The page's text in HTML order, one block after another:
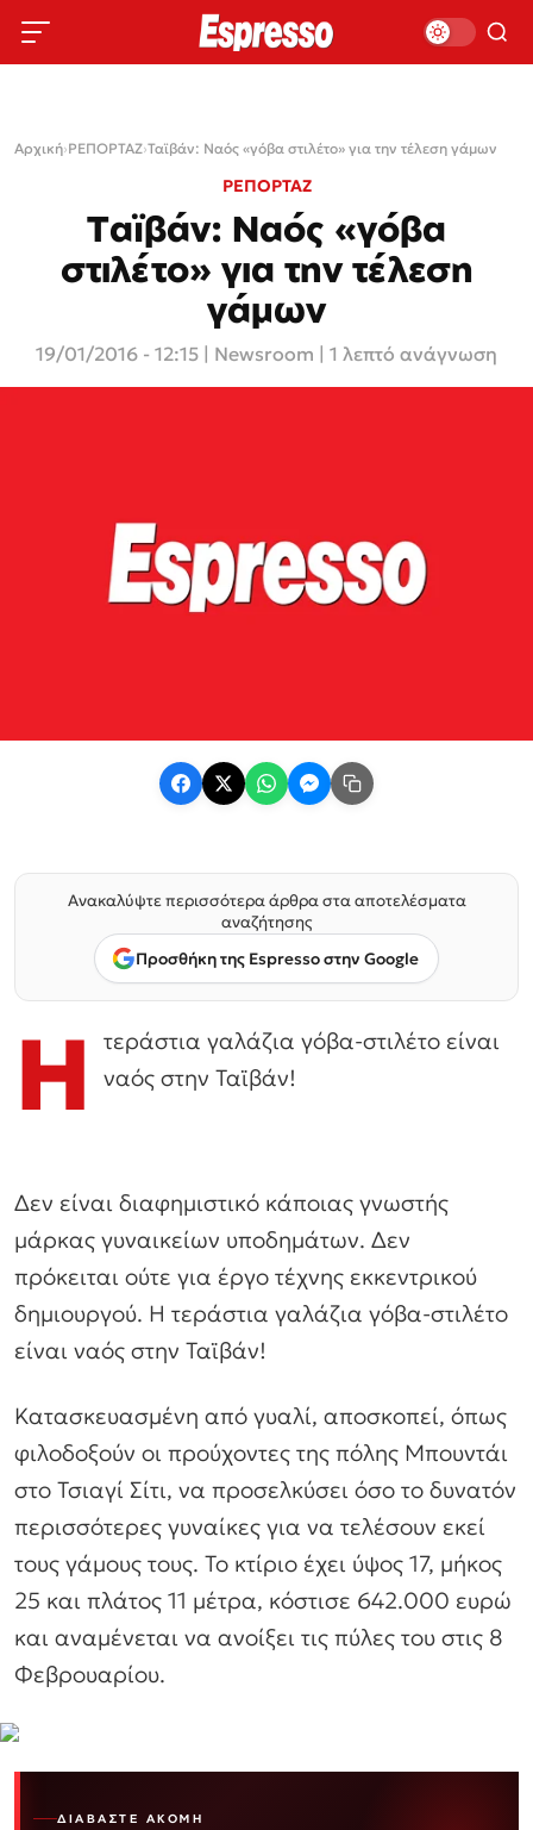
Αρχική›ΡΕΠΟΡΤΑΖ›Ταϊβάν: Ναός «γόβα στιλέτο» για την τέλεση γάμων
ΡΕΠΟΡΤΑΖ
Ταϊβάν: Ναός «γόβα
στιλέτο» για την τέλεση
γάμων
19/01/2016 - 12:15 Newsroom | 1 λεπτό ανάγνωση
Ανακαλύψτε περισσότερα άρθρα στα αποτελέσματα
αναζήτησης
Προσθήκη της Espresso στην Google
Η
τεράστια γαλάζια γόβα-στιλέτο είναι
ναός στην Ταϊβάν!
Δεν είναι διαφημιστικό κάποιας γνωστής
μάρκας γυναικείων υποδημάτων. Δεν
πρόκειται ούτε για έργο τέχνης εκκεντρικού
δημιουργού. Η τεράστια γαλάζια γόβα-στιλέτο
είναι ναός στην Ταϊβάν!
Κατασκευασμένη από γυαλί, αποσκοπεί, όπως
φιλοδοξούν οι προύχοντες της πόλης Μπουντάι
στο Τσιαγί Σίτι, να προσελκύσει όσο το δυνατόν
περισσότερες γυναίκες για να τελέσουν εκεί
τους γάμους τους. Το κτίριο έχει ύψος 17, μήκος
25 και πλάτος 11 μέτρα, κόστισε 642.000 ευρώ
και αναμένεται να ανοίξει τις πύλες του στις 8
Φεβρουαρίου.
ΔΙΑΒΆΣΤΕ ΑΚΌΜΗ